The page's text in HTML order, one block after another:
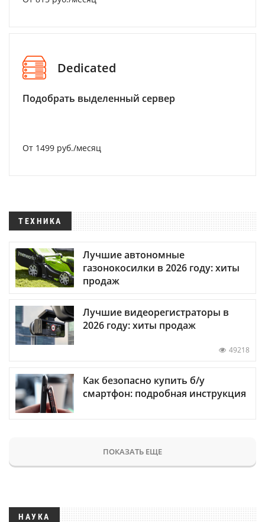
Dedicated
Подобрать выделенный сервер
От 1499 руб./месяц
ТЕХНИКА
Лучшие автономные
газонокосилки в 2026 году: хиты
продаж
Лучшие видеорегистраторы в
2026 году: хиты продаж
49218
Как безопасно купить б/у
смартфон: подробная инструкция
ПОКАЗАТЬ ЕЩЕ
НАУКА